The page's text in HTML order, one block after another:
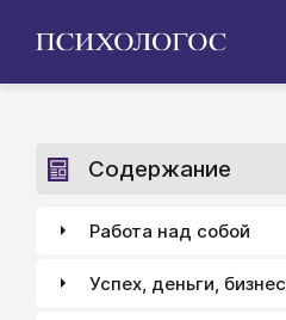
Содержание
Работа над собой
Успех, деньги, бизнес